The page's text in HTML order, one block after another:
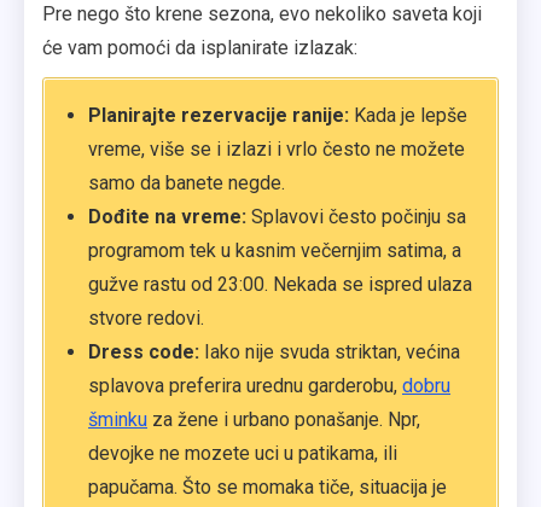
Pre nego što krene sezona, evo nekoliko saveta koji
će vam pomoći da isplanirate izlazak:
Planirajte rezervacije ranije: Kada je lepše
vreme, više se i izlazi i vrlo često ne možete
samo da banete negde.
Dođite na vreme: Splavovi često počinju sa
programom tek u kasnim večernjim satima, a
gužve rastu od 23:00. Nekada se ispred ulaza
stvore redovi.
Dress code: Iako nije svuda striktan, većina
splavova preferira urednu garderobu, dobru
šminku za žene i urbano ponašanje. Npr,
devojke ne mozete uci u patikama, ili
papučama. Što se momaka tiče, situacija je